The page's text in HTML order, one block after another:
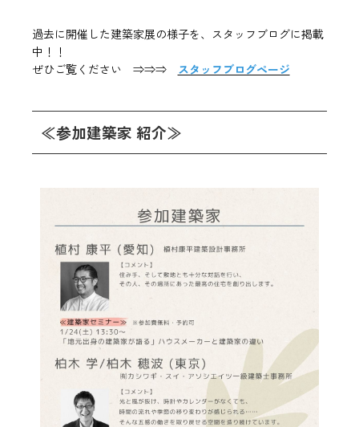
過去に開催した建築家展の様子を、スタッフブログに掲載
中！！
ぜひご覧ください ⇒⇒⇒ スタッフブログページ
≪参加建築家 紹介≫